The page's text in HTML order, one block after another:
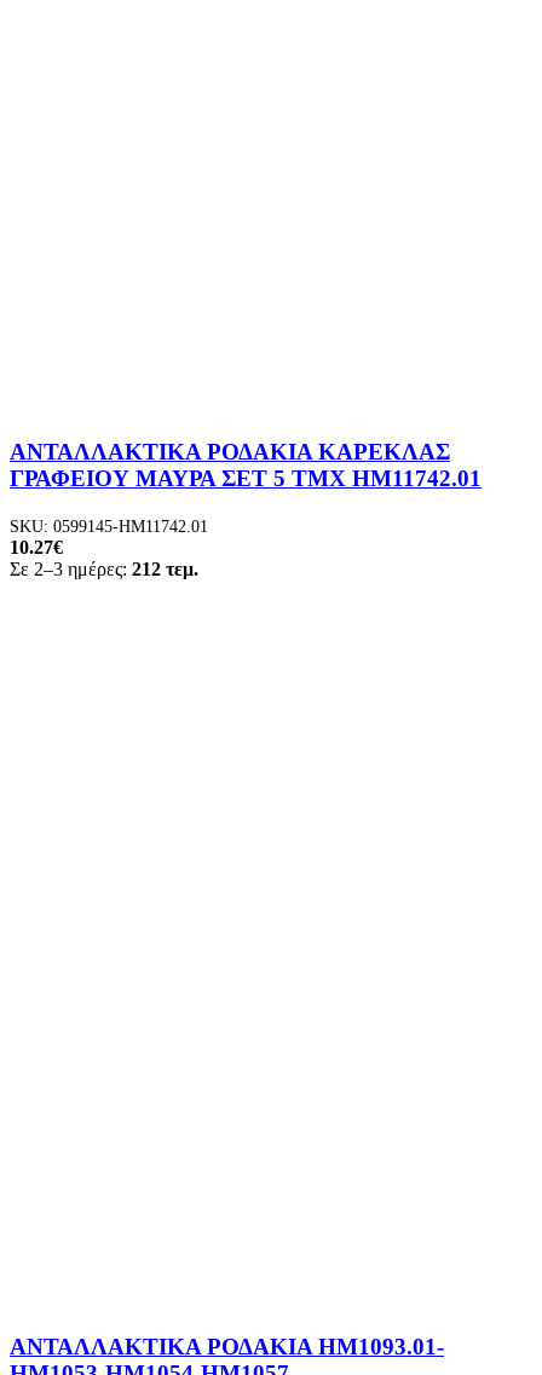
ΑΝΤΑΛΛΑΚΤΙΚΑ ΡΟΔΑΚΙΑ ΚΑΡΕΚΛΑΣ
ΓΡΑΦΕΙΟΥ ΜΑΥΡΑ ΣΕΤ 5 ΤΜΧ HM11742.01
SKU: 0599145-HM11742.01
10.27€
Σε 2–3 ημέρες: 212 τεμ.
ΑΝΤΑΛΛΑΚΤΙΚΑ ΡΟΔΑΚΙΑ HM1093.01-